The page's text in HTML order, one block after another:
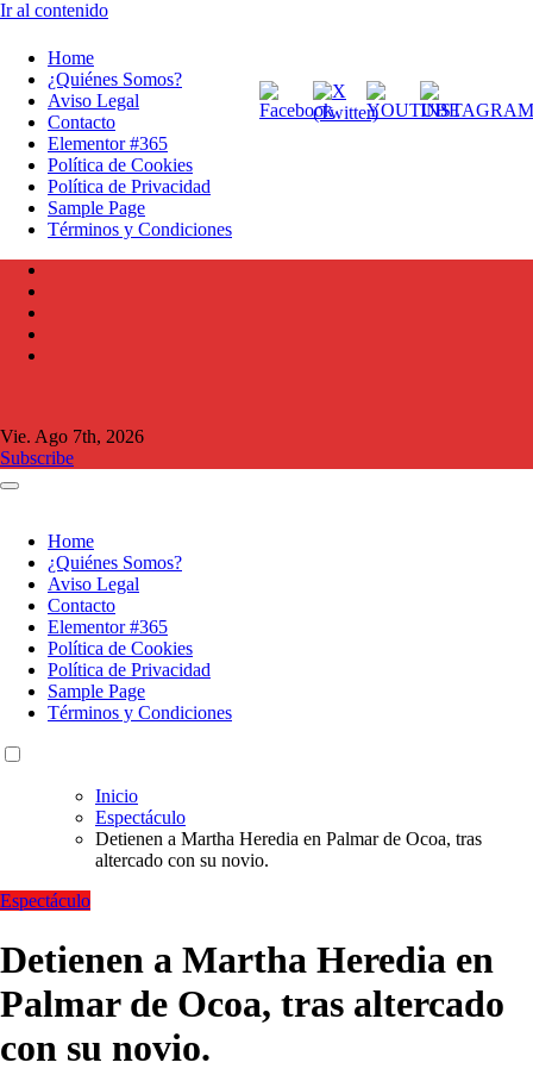
Ir al contenido
Home
¿Quiénes Somos?
Aviso Legal
Contacto
Elementor #365
Política de Cookies
Política de Privacidad
Sample Page
Términos y Condiciones
Vie. Ago 7th, 2026
Subscribe
Home
¿Quiénes Somos?
Aviso Legal
Contacto
Elementor #365
Política de Cookies
Política de Privacidad
Sample Page
Términos y Condiciones
Inicio
Espectáculo
Detienen a Martha Heredia en Palmar de Ocoa, tras
altercado con su novio.
Espectáculo
Detienen a Martha Heredia en
Palmar de Ocoa, tras altercado
con su novio.